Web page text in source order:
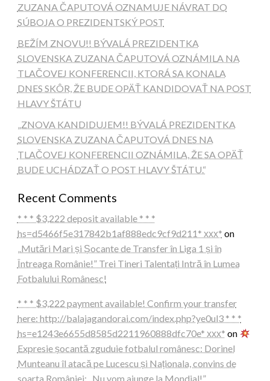
ZUZANA ČAPUTOVÁ OZNAMUJE NÁVRAT DO
SÚBOJA O PREZIDENTSKÝ POST
BEŽÍM ZNOVU!! BÝVALÁ PREZIDENTKA
SLOVENSKA ZUZANA ČAPUTOVÁ OZNÁMILA NA
TLAČOVEJ KONFERENCII, KTORÁ SA KONALA
DNES SKÔR, ŽE BUDE OPÄŤ KANDIDOVAŤ NA POST
HLAVY ŠTÁTU
„ZNOVA KANDIDUJEM!! BÝVALÁ PREZIDENTKA
SLOVENSKA ZUZANA ČAPUTOVÁ DNES NA
TLAČOVEJ KONFERENCII OZNÁMILA, ŽE SA OPÄŤ
BUDE UCHÁDZAŤ O POST HLAVY ŠTÁTU.“
Recent Comments
* * * $3,222 deposit available * * *
hs=d5466f5e317842b1af888edc9cf9d211* ххх* on
„Mutări Mari și Șocante de Transfer în Liga 1 și în
Întreaga Românie!” Trei Tineri Talentați Intră în Lumea
Fotbalului Românesc!
* * * $3,222 payment available! Confirm your transfer
here: http://balajagandorai.com/index.php?ye0ul3 * * *
hs=e1243e6655d8585d2211960888dfc70e* ххх* on
Expresie șocantă zguduie fotbalul românesc: Dorinel
Munteanu îl atacă pe Lucescu și Naționala, convins de
soarta României: „Nu vom ajunge la Mondial!”